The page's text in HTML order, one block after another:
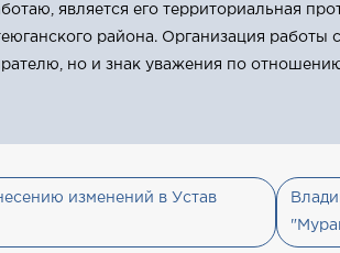
является его территориальная
района. Организация
но и знак уважения по
изменений в Устав